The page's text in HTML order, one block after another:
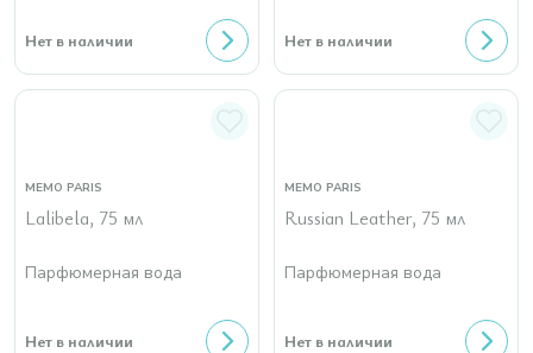
Нет в наличии Нет в наличии
MEMO PARIS
Lalibela, 75 мл
Парфюмерная вода
Нет в наличии
MEMO PARIS
Russian Leather, 75 мл
Парфюмерная вода
Нет в наличии